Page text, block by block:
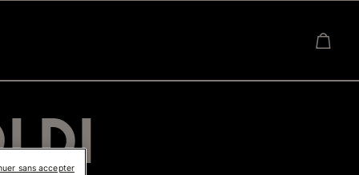
sans accepter